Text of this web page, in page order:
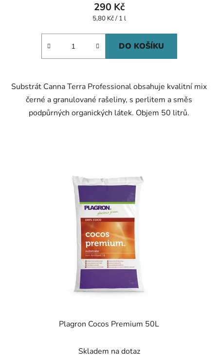
290 Kč
Měrná
5,80 Kč / 1 l
DO KOŠÍKU
Substrát Canna Terra Professional obsahuje kvalitní mix
černé a granulované rašeliny, s perlitem a směs
podpůrných organických látek. Objem 50 litrů.
Plagron Cocos Premium 50L
Skladem na dotaz